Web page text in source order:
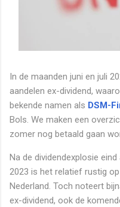
In de maanden juni en juli
aandelen ex-dividend,
bekende namen als DSM-
Bols. We maken een
zomer nog betaald gaan
Na de dividendexplosie
2023 is het relatief rustig
Nederland. Toch noteert
ex-dividend, ook de